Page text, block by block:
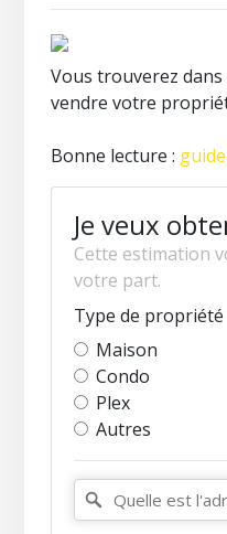
Vous trouverez
vendre votre
Bonne lecture :
Je veux
Cette estimation
votre part.
Type de propriété
Maison
Condo
Plex
Autres